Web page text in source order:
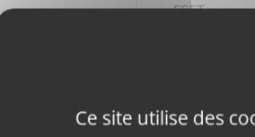
FEET
Ce site utilise des